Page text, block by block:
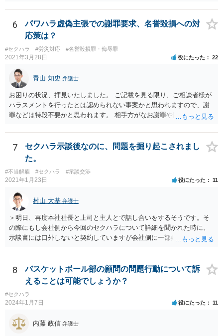
6
パワハラ虚偽主張での謝罪要求、名誉毀損への対
応策は？
#セクハラ #労災対応 #名誉毀損罪・侮辱罪
2021年3月28日 役にたった 22
青山 知史 弁護士
お困りの状況、拝見いたしました。 ご記載を見る限り、ご相談者様が
ハラスメントを行ったとは認められない事案かと思われますので、謝
罪などは特段不要かと思われます。 相手方がなお謝罪や賠償を要求す
訴訟などによって債務不存在確認などを求めることも可能です。 相手
方の行為は、ご相談者様の名誉や名誉感情を損なう事項を第三者に通
知したものであり、社内でも共有されている実態を考えれば、金額の
多寡は別として、名誉毀損に基づく損害賠償請求などが成立する可能
性もあるかと思われます。 本件に対する対応ですが、そもそも根拠を
欠く主張であり、会社としても相手方の請求を取り合うつもり事態が
ない可能性もあるかと思われます。 こうした場合であれば、結局は相
手方として、言い分がなにも通らないまま、断念ををすることにな
り、ご相談者様も直接に問題のある人物と接触を持たずに済むかと思
いますので、必ずしも、ご相談者様がコストをかけて、相手方を責め
るまでをしなくともよいかとも考えられます。 もっとも、ご相談者様
として本件行動が納得できない場合には、コスト面も生じることから
十分にご検討をいただく必要はあるかと思いますが、相手方に対して
正式な警告の書面を送ったり、名誉毀損に当たりうる行為について、
賠償を求めていく余地はあるかと思われます。
7
セクハラ示談後なのに、問題を掘り起こされまし
た。
#不当解雇 #セクハラ #示談交渉
2021年1月23日 役にたった 11
村山 大基 弁護士
＞明日、再度本社社長と上司と主人とで話し合いをするそうです。そ
の際にもし会社側から今回のセクハラについて詳細を聞かれた時に、
示談書には口外しないと契約していますが会社側に一部始終を話して
合、どのように対応したら良いですか？ 一番無難なのは、①事前に弁
護士に相談してからにしたい、と伝え、②話し合いを延期してもらっ
てご主人が近くで法律相談に行くことです。 ネット上ですと、示談書
も確認できませんし、「言葉による下ネタ」がどのようなものか、示
談に至る具体的な経緯、示談後相手が会社に話した内容など、詳しい
事情がわかりません。これらの事情がわからずに、相談者さんからの
又聞きの情報だけをもとに回答するのは妥当ではないと考えるからで
す。
8
バスケットボール部の顧問の問題行動について訴
えることは可能でしょうか？
#セクハラ
2024年1月7日 役にたった 11
内藤 政信 弁護士